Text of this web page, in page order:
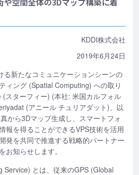
KDDI株式会社
2019年6月24日
る新たなコミュニケーションシーンの
ィング (Spatial Computing) への取り
スターフィー) (本社: 米国カルフォル
(アニール チュリアダット)、以
から3Dマップ生成し、スマートフォ
報を得ることができるVPS技術を活用
発を共同で推進する戦略的パートナー
お知らせします。
Service) とは、従来のGPS (Global